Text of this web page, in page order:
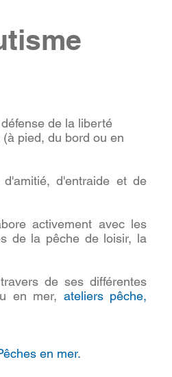
de la liberté
pied, du bord ou en
d'entraide et de
activement avec les
de la pêche de loisir, la
de ses différentes
en mer, ateliers pêche,
en mer.